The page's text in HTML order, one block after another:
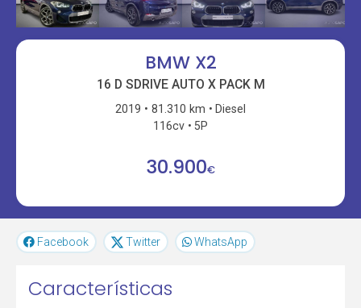
BMW X2
16 D SDRIVE AUTO X PACK M
2019 81.310 km
Diesel
116cv
5P
30.900€
Facebook Twitter WhatsApp
Características